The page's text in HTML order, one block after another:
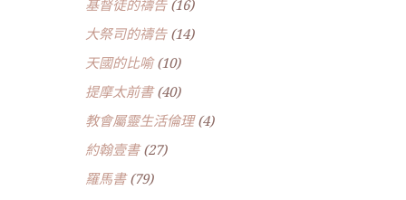
基督徒的禱告(16)
大祭司的禱告(14)
天國的比喻(10)
提摩太前書(40)
教會屬靈生活倫理(4)
約翰壹書(27)
羅馬書(79)